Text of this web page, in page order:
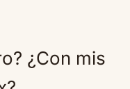
¿Con mis